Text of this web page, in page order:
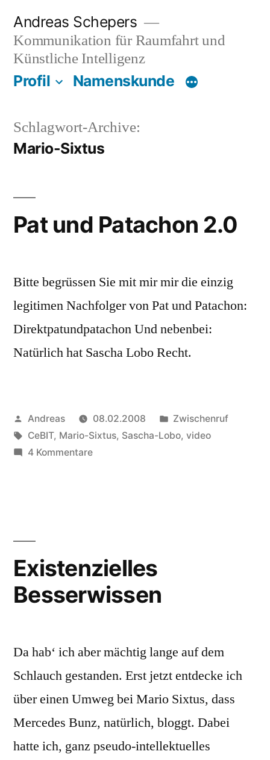
Inhalt
springen
Andreas Schepers
Kommunikation für Raumfahrt und
Künstliche Intelligenz
Profil Namenskunde
Schlagwort-Archive:
Mario-Sixtus
Pat und Patachon 2.0
Bitte begrüssen Sie mit mir mir die einzig
legitimen Nachfolger von Pat und Patachon:
Direktpatundpatachon Und nebenbei:
Natürlich hat Sascha Lobo Recht.
Veröffentlicht
von
Andreas 08.02.2008
Veröffentlicht
in
Zwischenruf
Schlagwörter:
CeBIT, Mario-Sixtus, Sascha-Lobo, video
4 Kommentarezu
Existenzielles
Besserwissen
Da hab‘ ich aber mächtig lange auf dem
Schlauch gestanden. Erst jetzt entdecke ich
über einen Umweg bei Mario Sixtus, dass
Mercedes Bunz, natürlich, bloggt. Dabei
hatte ich, ganz pseudo-intellektuelles